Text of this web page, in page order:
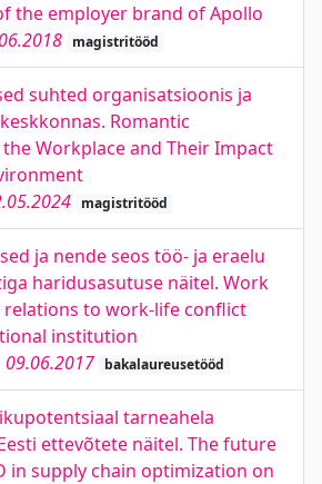
the employer brand of Apollo
magistritööd
suhted organisatsioonis ja
Romantic
Workplace and Their Impact
magistritööd
ja nende seos töö- ja eraelu
haridusasutuse näitel. Work
relations to work-life conflict
institution
09.06.2017 bakalaureusetööd
tarneahela
ettevõtete näitel. The future
in supply chain optimization on